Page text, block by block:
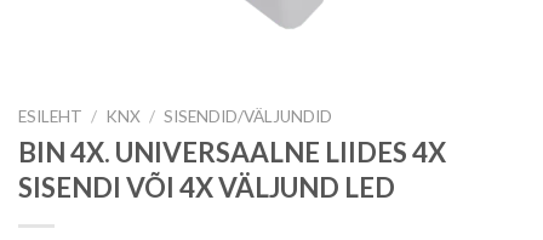
ESILEHT / KNX / SISENDID/VÄLJUNDID
BIN 4X. UNIVERSAALNE LIIDES 4X
SISENDI VÕI 4X VÄLJUND LED